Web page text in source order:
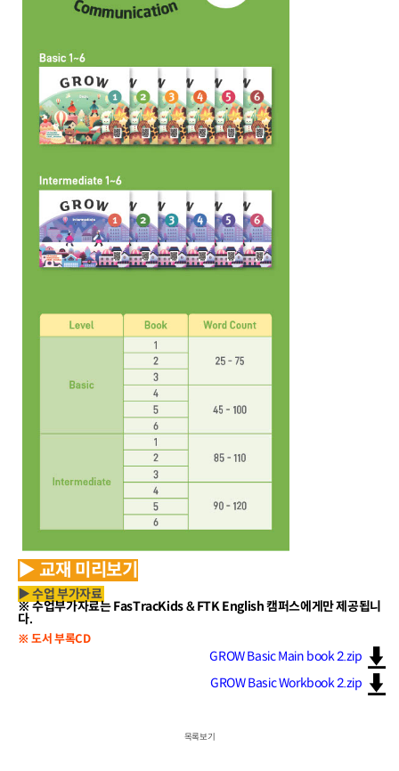
▶ 교재 미리보기
▶ 수업 부가자료
※ 수업부가자료는 FasTracKids & FTK English 캠퍼스에게만 제공됩니
다.
※ 도서 부록CD
GROW Basic Main book 2.zip
GROW Basic Workbook 2.zip
목록보기